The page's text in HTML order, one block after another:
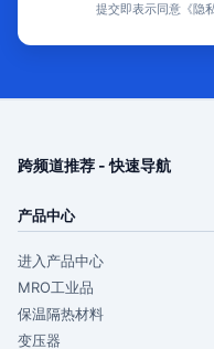
提交即表示同意《隐
跨频道推荐 - 快速导航
产品中心
进入产品中心
MRO工业品
保温隔热材料
变压器